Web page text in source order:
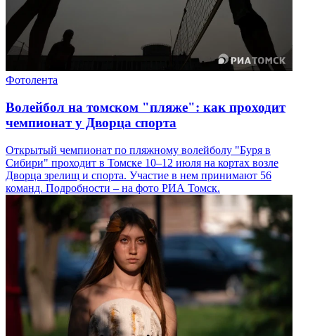
Фотолента
Волейбол на томском "пляже": как проходит
чемпионат у Дворца спорта
Открытый чемпионат по пляжному волейболу "Буря в
Сибири" проходит в Томске 10–12 июля на кортах возле
Дворца зрелищ и спорта. Участие в нем принимают 56
команд. Подробности – на фото РИА Томск.